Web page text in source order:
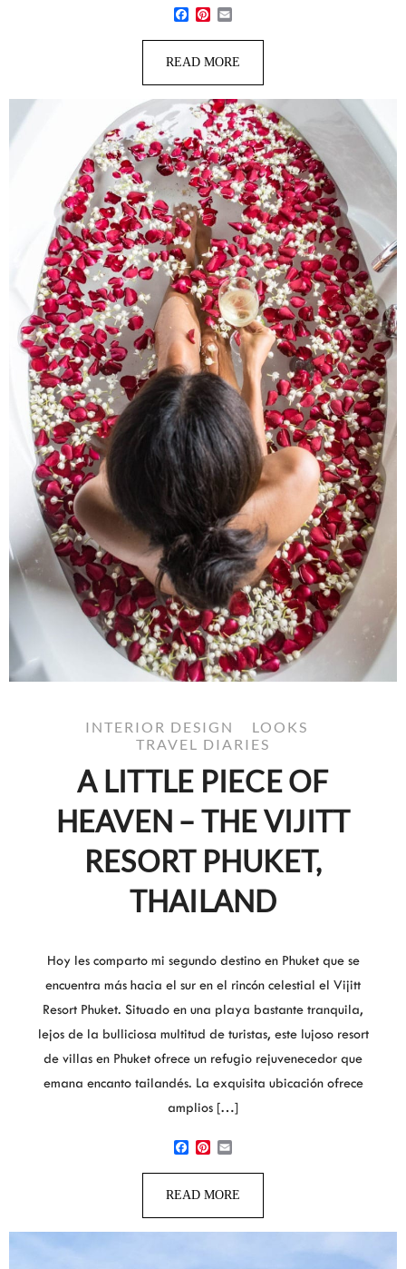
READ MORE
INTERIOR DESIGN
LOOKS
TRAVEL DIARIES
A LITTLE PIECE OF
HEAVEN – THE VIJITT
RESORT PHUKET,
THAILAND
Hoy les comparto mi segundo destino en Phuket que se
encuentra más hacia el sur en el rincón celestial el Vijitt
Resort Phuket. Situado en una playa bastante tranquila,
lejos de la bulliciosa multitud de turistas, este lujoso resort
de villas en Phuket ofrece un refugio rejuvenecedor que
emana encanto tailandés. La exquisita ubicación ofrece
amplios […]
READ MORE